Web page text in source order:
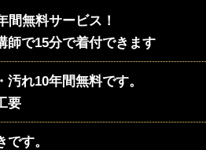
間無料サービス！
師で15分で着付できます
汚れ10年間無料です。
要
す。